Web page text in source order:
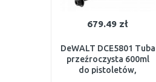
679.49 zł
DeWALT DCE5801 Tuba
przeźroczysta 600ml
do pistoletów,